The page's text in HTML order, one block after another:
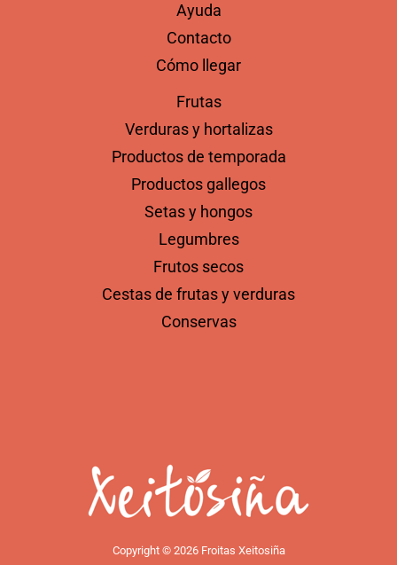
Ayuda
Contacto
Cómo llegar
Frutas
Verduras y hortalizas
Productos de temporada
Productos gallegos
Setas y hongos
Legumbres
Frutos secos
Cestas de frutas y verduras
Conservas
Copyright © 2026 Froitas Xeitosiña